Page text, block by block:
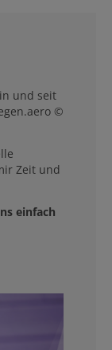
und seit
©
Zeit und
einfach